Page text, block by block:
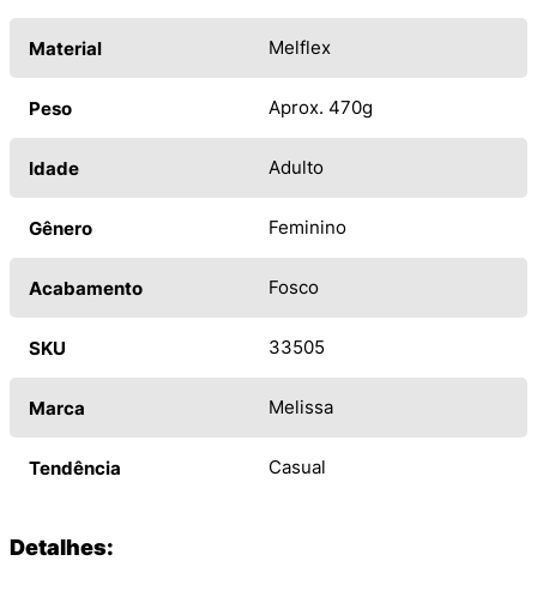
Material Melflex
Peso Aprox. 470g
Idade Adulto
Gênero Feminino
Acabamento Fosco
SKU 33505
Marca Melissa
Tendência Casual
Detalhes: